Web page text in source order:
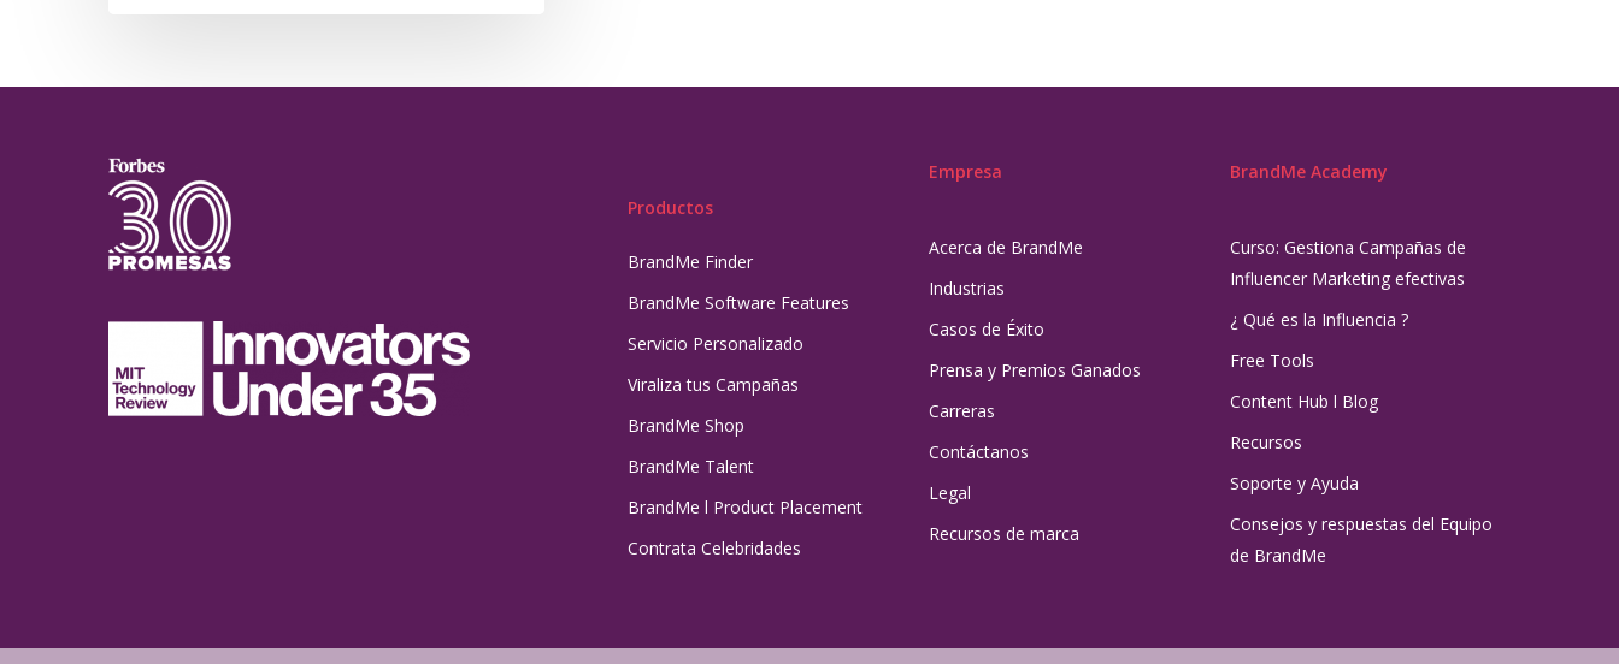
Productos
BrandMe Finder
BrandMe Software Features
Servicio Personalizado
Viraliza tus Campañas
BrandMe Shop
BrandMe Talent
BrandMe l Product Placement
Contrata Celebridades
Empresa
Acerca de BrandMe
Industrias
Casos de Éxito
Prensa y Premios Ganados
Carreras
Contáctanos
Legal
Recursos de marca
BrandMe Academy
Curso: Gestiona Campañas de
Influencer Marketing efectivas
¿ Qué es la Influencia ?
Free Tools
Content Hub l Blog
Recursos
Soporte y Ayuda
Consejos y respuestas del Equipo
de BrandMe